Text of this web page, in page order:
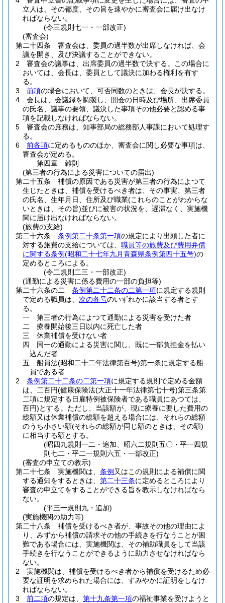
立人は、その都度、その旨を速やかに審査会に届け出なけ
ればならない。
(令三規則七一・一部改正)
(審査会)
第二十四条
審査会は、委員の過半数が出席しなければ、会
議を開き、及び決議することができない。
2
審査会の議事は、出席委員の過半数で決する。
この場合に
おいては、会長は、委員として議決に加わる権利を有す
る。
3
前項の場合において、可否同数のときは、会長が決する。
4
会長は、会議録を調製し、開会の日時及び場所、出席委員
の氏名、議事の要領、議決した事項その他必要と認める事
項を記載しなければならない。
5
審査会の庶務は、知事部局の総務部人事課において処理す
る。
6
前各項に定めるもののほか、審査会に関し必要な事項は、
審査会が定める。
第四章
雑則
(第三者の行為による災害についての届出)
第二十五条
補償の原因である災害が第三者の行為によつて
生じたときは、補償を受けるべき者は、その事実、第三者
の氏名、生年月日、住所及び職業(これらのことがわからな
いときは、その旨)並びに被害の状況を、遅滞なく、実施機
関に届け出なければならない。
(旅費の支給)
第二十六条
条例第二十条第一項の規定により出頭した者に
対する旅費の支給については、 職員等の旅費及び費用弁償
に関する条例(昭和二十七年九月青森県条例第四十五号)の
定めるところによる。
(令二規則二三・一部改正)
(通勤による災害に係る費用の一部の負担等)
第二十六条の二
条例第二十二条の二第一項に規定する規則
で定める職員は、 次の各号のいずれかに該当する者とす
る。
一
第三者の行為によつて通勤による災害を受けた者
二
療養開始後三日以内に死亡した者
三
休業補償を受けない者
四
同一の通勤による災害に関し、既に一部負担金を払い
込んだ者
五
船員法(昭和二十二年法律第百号)第一条に規定する船
員である者
2
条例第二十二条の二第一項に規定する規則で定める金額
は、二百円(健康保険法(大正十一年法律第七十号)第三条第
二項に規定する日雇特例被保険者である職員にあつては、
百円)とする。 ただし、当該額が、現に療養に要した費用の
総額又は休業補償の総額を超える場合には、それらの総額
のうち小さい額(それらの総額が同じ額のときは、その額)
に相当する額とする。
(昭四九規則一二・追加、昭六二規則五〇・平一四規
則七二・平二一規則六五・一部改正)
(審査の申立ての教示)
第二十七条
実施機関は、 条例 又はこの規則による補償に関
する通知をするときは、 第二十三条に定めるところにより
審査の申立てをすることができる旨を教示しなければなら
ない。
(平三一規則九・追加)
(実施機関の助力等)
第二十八条
補償を受けるべき者が、事故その他の理由によ
り、みずから補償の請求その他の手続きを行なうことが困
難である場合には、実施機関は、その補助職員をして当該
手続きを行なうことができるように助力させなければなら
ない。
2
実施機関は、補償を受けるべき者から補償を受けるため必
要な証明を求められた場合には、すみやかに証明をしなけ
ればならない。
3
前二項の規定は、 第十九条第一項の福祉事業を受けようと